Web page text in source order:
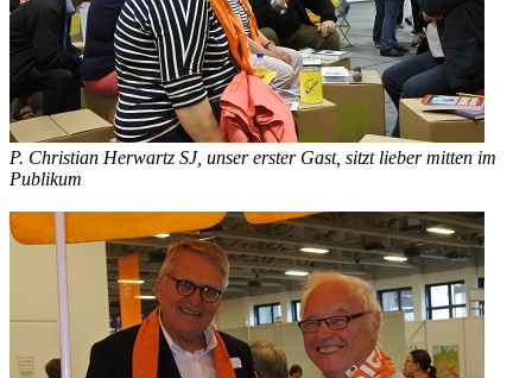
P. Christian Herwartz SJ, unser erster Gast, sitzt lieber mitten im
Publikum